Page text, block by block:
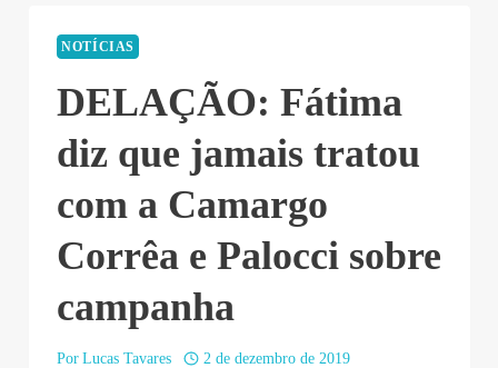
NOTÍCIAS
DELAÇÃO: Fátima
diz que jamais tratou
com a Camargo
Corrêa e Palocci sobre
campanha
Por Lucas Tavares
2 de dezembro de 2019